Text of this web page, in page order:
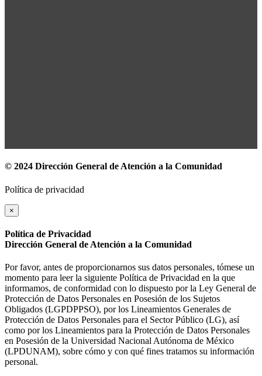
© 2024 Dirección General de Atención a la Comunidad
Política de privacidad
×
Política de Privacidad
Dirección General de Atención a la Comunidad
Por favor, antes de proporcionarnos sus datos personales, tómese un
momento para leer la siguiente Política de Privacidad en la que
informamos, de conformidad con lo dispuesto por la Ley General de
Protección de Datos Personales en Posesión de los Sujetos
Obligados (LGPDPPSO), por los Lineamientos Generales de
Protección de Datos Personales para el Sector Público (LG), así
como por los Lineamientos para la Protección de Datos Personales
en Posesión de la Universidad Nacional Autónoma de México
(LPDUNAM), sobre cómo y con qué fines tratamos su información
personal.